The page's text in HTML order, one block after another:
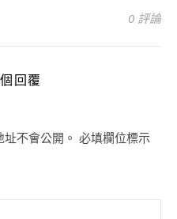
0 評論
回覆
不會公開。 必填欄位標示